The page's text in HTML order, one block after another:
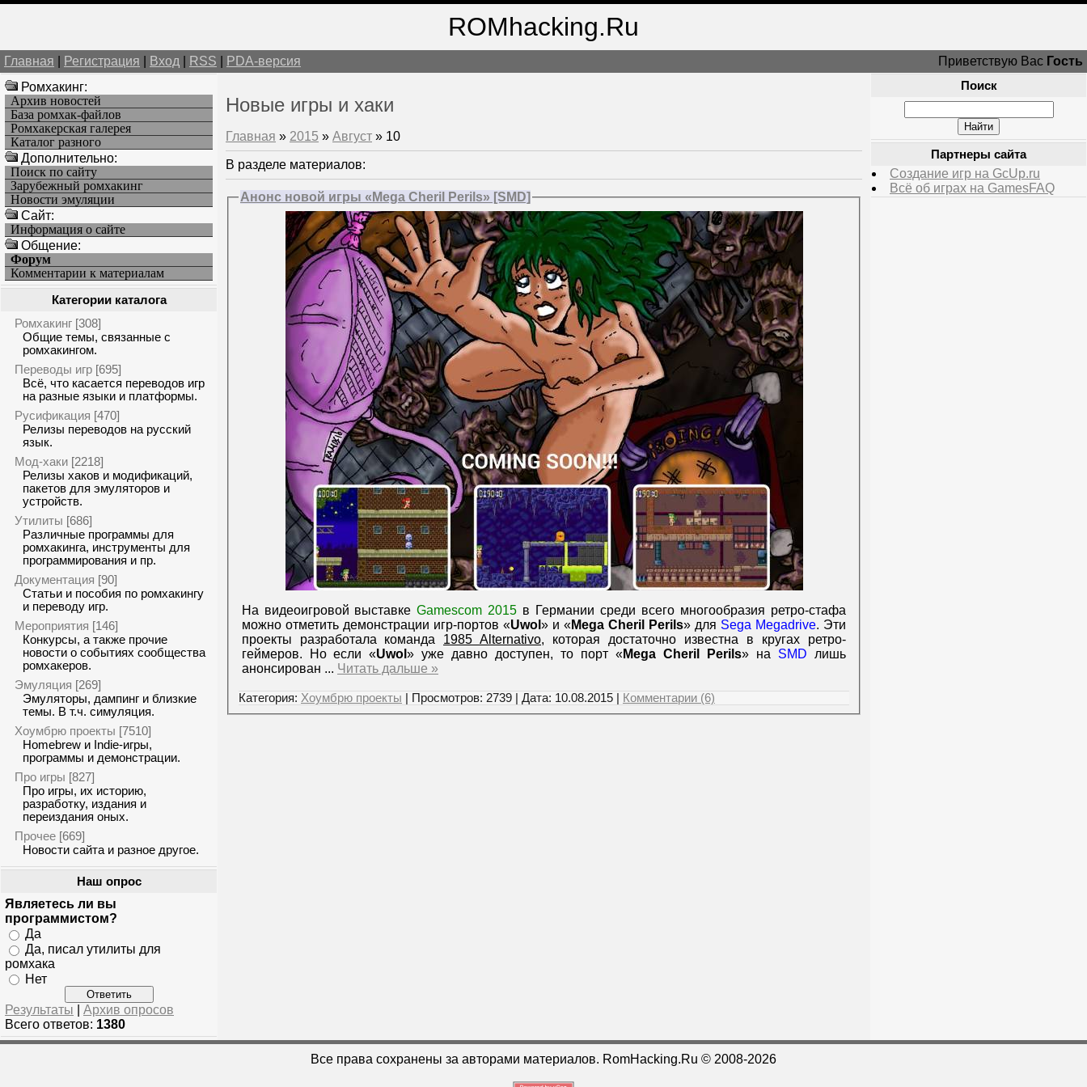
ROMhacking.Ru
Главная Регистрация Вход RSS PDA-версия Приветствую Вас Гость
Ромхакинг:
Архив новостей
База ромхак-файлов
Ромхакерская галерея
Каталог разного
Дополнительно:
Поиск по сайту
Зарубежный ромхакинг
Новости эмуляции
Cайт:
Информация о сайте
Общение:
Форум
Комментарии к материалам
Категории каталога
Ромхакинг [308]
Общие темы, связанные с
ромхакингом.
Переводы игр [695]
Всё, что касается переводов игр
на разные языки и платформы.
Русификация [470]
Релизы переводов на русский
язык.
Мод-хаки [2218]
Релизы хаков и модификаций,
пакетов для эмуляторов и
устройств.
Утилиты [686]
Различные программы для
ромхакинга, инструменты для
программирования и пр.
Документация [90]
Статьи и пособия по ромхакингу
и переводу игр.
Мероприятия [146]
Конкурсы, а также прочие
новости о событиях сообщества
ромхакеров.
Эмуляция [269]
Эмуляторы, дампинг и близкие
темы. В т.ч. симуляция.
Хоумбрю проекты [7510]
Homebrew и Indie-игры,
программы и демонстрации.
Про игры [827]
Про игры, их историю,
разработку, издания и
переиздания оных.
Прочее [669]
Новости сайта и разное другое.
Наш опрос
Являетесь ли вы
программистом?
Да
Да, писал утилиты для
ромхака
Нет
Результаты
Архив опросов
Всего ответов: 1380
Новые игры и хаки
Главная » 2015 » Август » 10
В разделе материалов:
Анонс новой игры «Mega Cheril Perils» [SMD]
На видеоигровой выставке Gamescom 2015 в Германии среди всего многообразия ретро-стафа
можно отметить демонстрации игр-портов «Uwol » и «Mega Cheril Perils» для Sega Megadrive. Эти
проекты разработала команда 1985 Alternativo, которая достаточно известна в кругах ретро-
геймеров. Но если «Uwol » уже давно доступен, то порт «Mega Cheril Perils» на SMD лишь
анонсирован ... Читать дальше »
Категория: Хоумбрю проекты | Просмотров: 2739 | Дата: 10.08.2015 Комментарии (6)
Поиск
Партнеры сайта
Создание игр на GcUp.ru
Всё об играх на GamesFAQ
Все права сохранены за авторами материалов. RomHacking.Ru © 2008-2026